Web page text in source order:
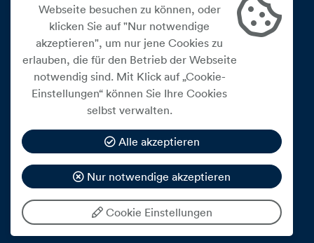
Cookie Einstellungen
Datenschutz
Impressum
Widerrufsbelehrung
Medienfreiheitsgesetz
Barrierefreiheitserklärung
Hinweisgeberschutz
Mein Konto
© 2026 eww ag
Webseite besuchen zu können, oder
klicken Sie auf "Nur notwendige
akzeptieren", um nur jene Cookies zu
erlauben, die für den Betrieb der Webseite
notwendig sind. Mit Klick auf „Cookie-
Einstellungen“ können Sie Ihre Cookies
selbst verwalten.
Alle akzeptieren
Nur notwendige akzeptieren
Cookie Einstellungen